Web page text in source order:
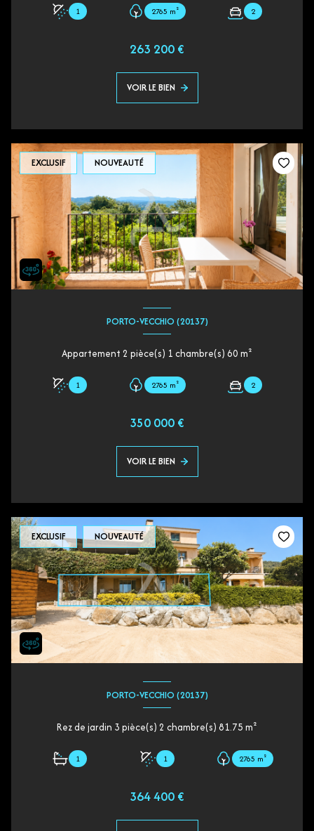
1 2765 m² 2
263 200 €
VOIR LE BIEN
EXCLUSIF NOUVEAUTÉ
PORTO-VECCHIO (20137)
Appartement 2 pièce(s) 1 chambre(s) 60 m²
1 2765 m² 2
350 000 €
VOIR LE BIEN
EXCLUSIF NOUVEAUTÉ
PORTO-VECCHIO (20137)
Rez de jardin 3 pièce(s) 2 chambre(s) 81.75 m²
1 1 2765 m²
364 400 €